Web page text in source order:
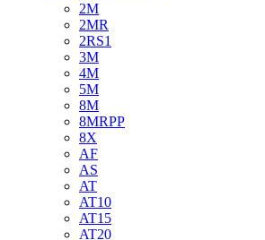
2M
2MR
2RS1
3M
4M
5M
8M
8MRPP
8X
AF
AS
AT
AT10
AT15
AT20